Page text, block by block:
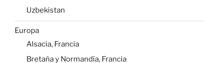
Uzbekistan
Europa
Alsacia, Francia
Bretaña y Normandía, Francia